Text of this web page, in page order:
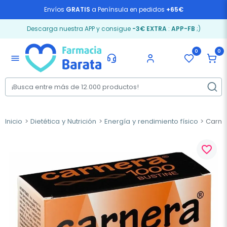
Envíos GRATIS a Península en pedidos +65€
Descarga nuestra APP y consigue -3€ EXTRA: APP-FB ;)
menu
0 0
Inicio Dietética y Nutrición Energía y rendimiento físico
favorite_border